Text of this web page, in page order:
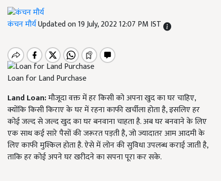
कंचन मौर्यUpdated on 19 July, 2022 12:07 PM IST
Loan for Land Purchase
Land Loan:मौजूदा वक्त में हर किसी को अपना खुद का घर चाहिए,
क्योंकि किसी किराए के घर में रहना काफी खर्चीला होता है, इसलिए हर
कोई जल्द से जल्द खुद का घर बनवाना चाहता है. अब घर बनवाने के लिए
एक साथ कई सारे पैसों की जरूरत पड़ती है, जो ज्यादातर आम आदमी के
लिए काफी मुश्किल होता है. ऐसे में लोन की सुविधा उपलब्ध कराई जाती है,
ताकि हर कोई अपने घर खरीदने का सपना पूरा कर सके.